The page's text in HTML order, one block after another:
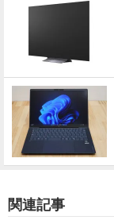
関連記事